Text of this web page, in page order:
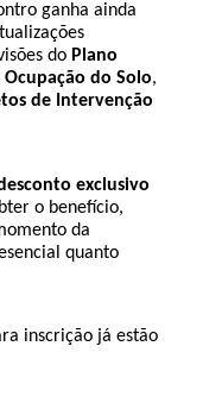
ganha ainda
do Plano
do Solo,
de Intervenção
exclusivo
o benefício,
da
quanto
inscrição já estão